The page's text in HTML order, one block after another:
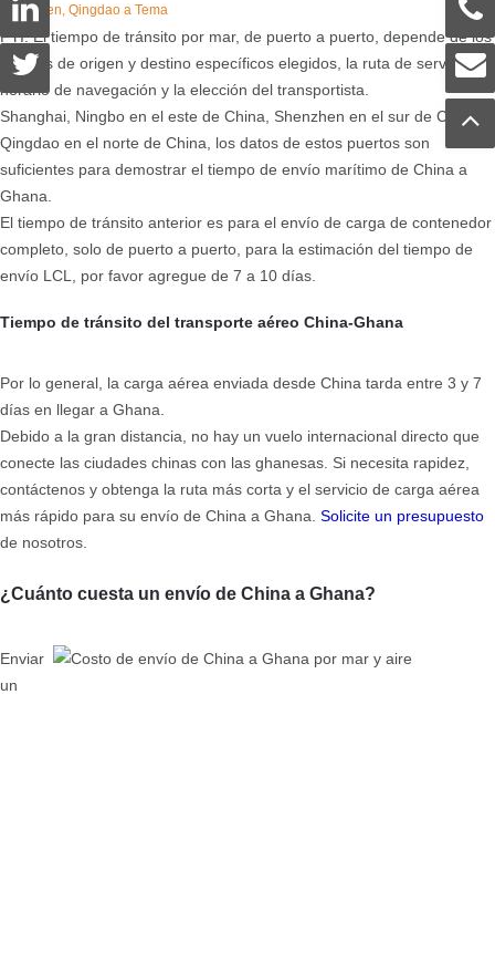
Shenzhen, Qingdao a Tema
FYI: El tiempo de tránsito por mar, de puerto a puerto, depende de los
puertos de origen y destino específicos elegidos, la ruta de servicio, el
horario de navegación y la elección del transportista.
Shanghai, Ningbo en el este de China, Shenzhen en el sur de China y
Qingdao en el norte de China, los datos de estos puertos son
suficientes para demostrar el tiempo de envío marítimo de China a
Ghana.
El tiempo de tránsito anterior es para el envío de carga de contenedor
completo, solo de puerto a puerto, para la estimación del tiempo de
envío LCL, por favor agregue de 7 a 10 días.
Tiempo de tránsito del transporte aéreo China-Ghana
Por lo general, la carga aérea enviada desde China tarda entre 3 y 7
días en llegar a Ghana.
Debido a la gran distancia, no hay un vuelo internacional directo que
conecte las ciudades chinas con las ghanesas. Si necesita rapidez,
contáctenos y obtenga la ruta más corta y el servicio de carga aérea
más rápido para su envío de China a Ghana. Solicite un presupuesto
de nosotros.
¿Cuánto cuesta un envío de China a Ghana?
Enviar
un